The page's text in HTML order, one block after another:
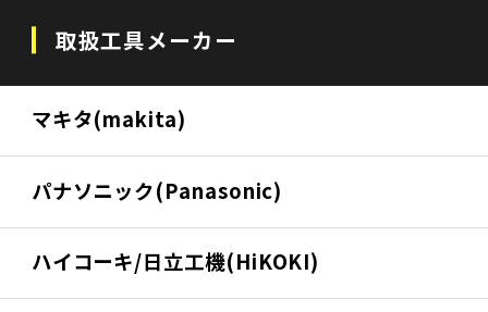
取扱工具メーカー
マキタ(makita)
パナソニック(Panasonic)
ハイコーキ/日立工機(HiKOKI)